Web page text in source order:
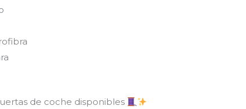
de coche disponibles